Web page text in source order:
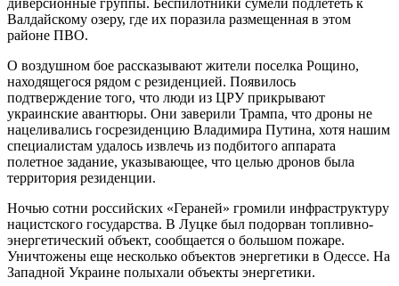
диверсионные группы. Беспилотники сумели подлететь к
Валдайскому озеру, где их поразила размещенная в этом
районе ПВО.
О воздушном бое рассказывают жители поселка Рощино,
находящегося рядом с резиденцией. Появилось
подтверждение того, что люди из ЦРУ прикрывают
украинские авантюры. Они заверили Трампа, что дроны не
нацеливались госрезиденцию Владимира Путина, хотя нашим
специалистам удалось извлечь из подбитого аппарата
полетное задание, указывающее, что целью дронов была
территория резиденции.
Ночью сотни российских «Гераней» громили инфраструктуру
нацистского государства. В Луцке был подорван топливно-
энергетический объект, сообщается о большом пожаре.
Уничтожены еще несколько объектов энергетики в Одессе. На
Западной Украине полыхали объекты энергетики.